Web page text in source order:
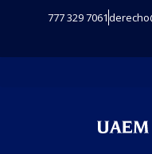
777 329 7061